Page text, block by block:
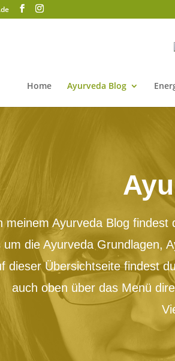
Home Ayurveda Blog
meinem Ayurveda Blog
um die Ayurveda Grundlagen,
dieser Übersichtseite findest
auch oben über das Menü